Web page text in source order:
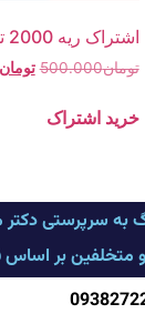
اشتراک ریه 2000 تست پلاس
تومان500.000
خرید اشتراک
به سرپرستی
بر اساس